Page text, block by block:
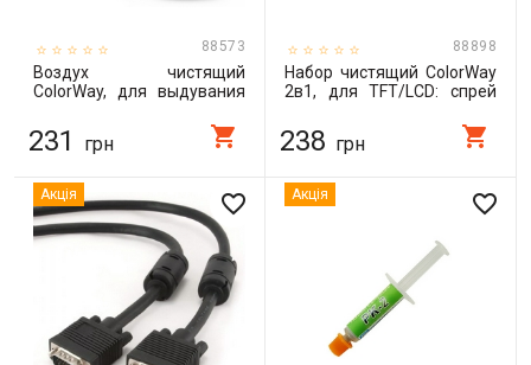
88573
Воздух чистящий
ColorWay, для выдувания
3380)
231 грн shopping_cart
88898
Набор чистящий ColorWay
2в1, для TFT/LCD: спрей
микрофибры 30x30 см
(CW-5230)
238 грн shopping_cart
favorite_border
Акція favorite_border
Акція